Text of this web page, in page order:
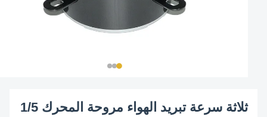
ثلاثة سرعة تبريد الهواء مروحة المحرك 1/5